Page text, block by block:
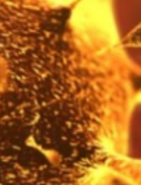
em jogo com cara de